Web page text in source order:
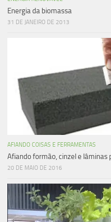
Energia da biomassa
31 DE JANEIRO DE 2013
AFIANDO COISAS E FERRAMENTAS
Afiando formão, cinzel e lâminas
20 DE MAIO DE 2016